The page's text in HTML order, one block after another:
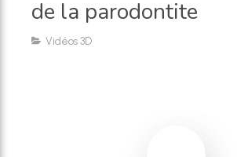
de la parodontite
Vidéos 3D